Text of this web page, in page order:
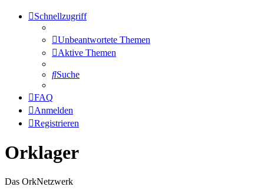
Schnellzugriff
Unbeantwortete Themen
Aktive Themen
Suche
FAQ
Anmelden
Registrieren
Orklager
Das OrkNetzwerk